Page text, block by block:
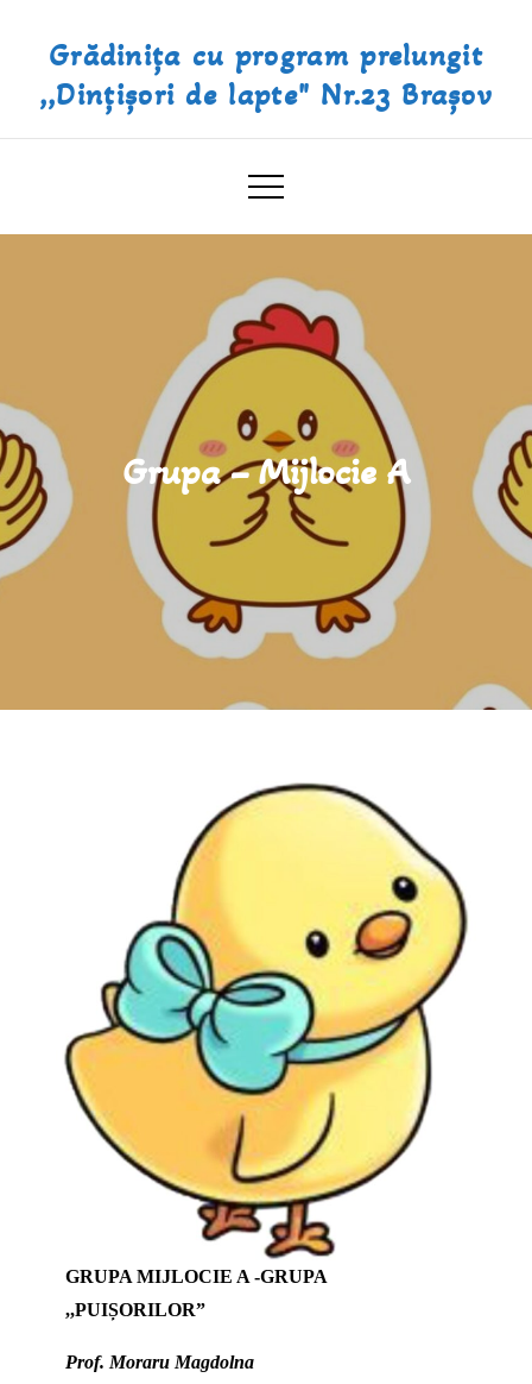
Grădinița cu program prelungit
,,Dințișori de lapte" Nr.23 Brașov
Grupa – Mijlocie A
GRUPA MIJLOCIE A -GRUPA
,,PUIȘORILOR”
Prof. Moraru Magdolna